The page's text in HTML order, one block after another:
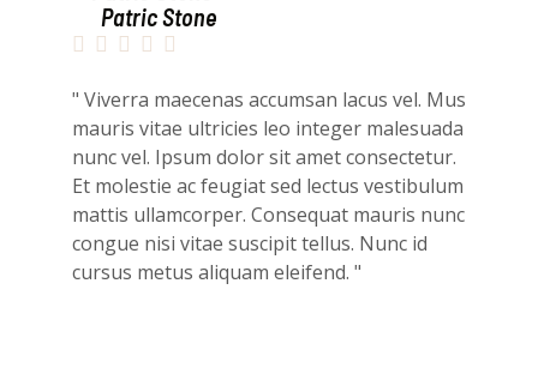
Patric Stone
    
" Viverra maecenas accumsan lacus vel. Mus
mauris vitae ultricies leo integer malesuada
nunc vel. Ipsum dolor sit amet consectetur.
Et molestie ac feugiat sed lectus vestibulum
mattis ullamcorper. Consequat mauris nunc
congue nisi vitae suscipit tellus. Nunc id
cursus metus aliquam eleifend. "